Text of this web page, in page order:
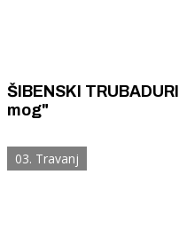
ŠIBENSKI
mog"
03. Travanj